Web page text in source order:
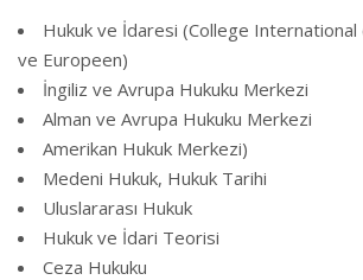
Hukuk ve İdaresi (College
ve Europeen)
İngiliz ve Avrupa Hukuku Merkezi
Alman ve Avrupa Hukuku Merkezi
Amerikan Hukuk Merkezi)
Medeni Hukuk, Hukuk Tarihi
Uluslararası Hukuk
Hukuk ve İdari Teorisi
Ceza Hukuku